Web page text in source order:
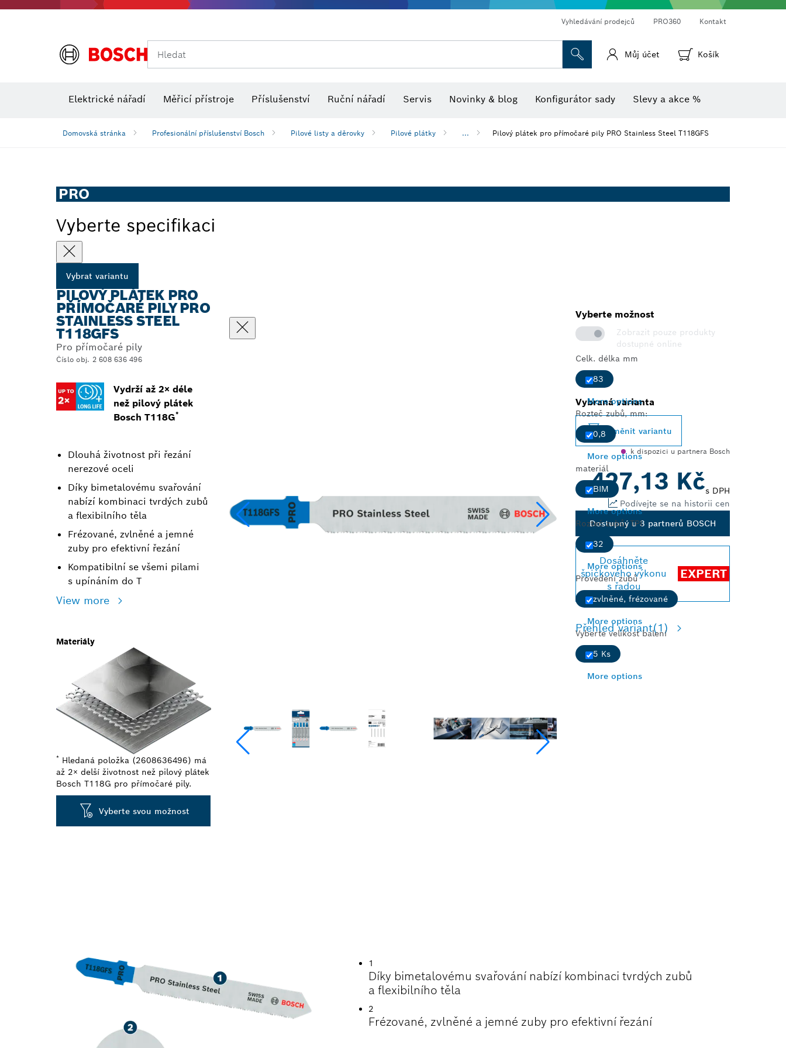
Vyhledávání prodejců PRO360 Kontakt
Hledat Můj účet Košík
Elektrické nářadí Měřicí přístroje Příslušenství Ruční nářadí Servis Novinky & blog Konfigurátor sady Slevy a akce %
Domovská stránka Profesionální příslušenství Bosch Pilové listy a děrovky Pilové plátky ... Pilový plátek pro přímočaré pily PRO Stainless Steel T118GFS
PRO
Vyberte specifikaci
Vybrat variantu
PILOVÝ PLÁTEK PRO
PŘÍMOČARÉ PILY PRO
STAINLESS STEEL
T118GFS
Pro přímočaré pily
Číslo obj. 2 608 636 496
Vydrží až 2× déle
než pilový plátek
Bosch T118G*
Dlouhá životnost při řezání
nerezové oceli
Díky bimetalovému svařování
nabízí kombinaci tvrdých zubů
a flexibilního těla
Frézované, zvlněné a jemné
zuby pro efektivní řezání
Kompatibilní se všemi pilami
s upínáním do T
View more
Materiály
* Hledaná položka (2608636496) má
až 2× delší životnost než pilový plátek
Bosch T118G pro přímočaré pily.
Vyberte svou možnost
Vyberte možnost
Zobrazit pouze produkty
dostupné online
Celk. délka mm
83
More options
Rozteč zubů, mm:
0,8
More options
materiál
BIM
More options
Rozteč zubů, TPI
32
More options
Provedení zubů
zvlněné, frézované
More options
Vyberte velikost balení
5 Ks
More options
Vybraná varianta
Změnit variantu
k dispozici u partnera Bosch
427,13 Kčs DPH
Podívejte se na historii cen
Dostupný u 3 partnerů BOSCH
Dosáhněte
špičkového výkonu
s řadou
EXPERT
Přehled variant(1)
1
Díky bimetalovému svařování nabízí kombinaci tvrdých zubů
a flexibilního těla
2
Frézované, zvlněné a jemné zuby pro efektivní řezání